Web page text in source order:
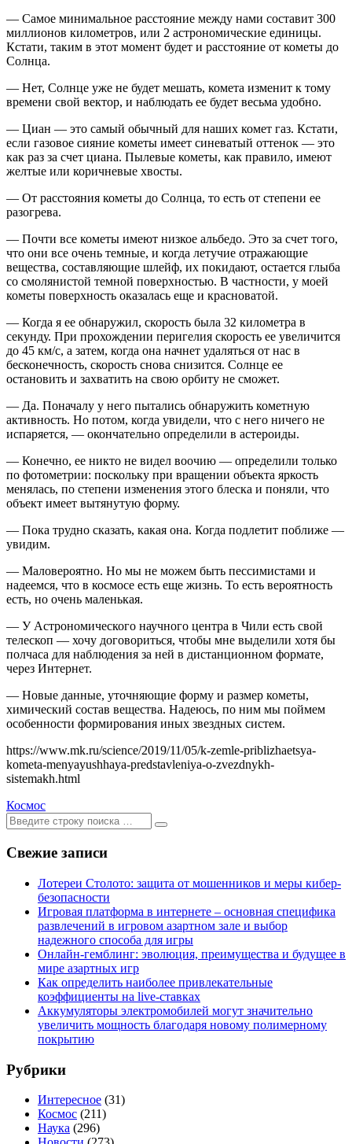
— Самое минимальное расстояние между нами составит 300
миллионов километров, или 2 астрономические единицы.
Кстати, таким в этот момент будет и расстояние от кометы до
Солнца.
— Нет, Солнце уже не будет мешать, комета изменит к тому
времени свой вектор, и наблюдать ее будет весьма удобно.
— Циан — это самый обычный для наших комет газ. Кстати,
если газовое сияние кометы имеет синеватый оттенок — это
как раз за счет циана. Пылевые кометы, как правило, имеют
желтые или коричневые хвосты.
— От расстояния кометы до Солнца, то есть от степени ее
разогрева.
— Почти все кометы имеют низкое альбедо. Это за счет того,
что они все очень темные, и когда летучие отражающие
вещества, составляющие шлейф, их покидают, остается глыба
со смолянистой темной поверхностью. В частности, у моей
кометы поверхность оказалась еще и красноватой.
— Когда я ее обнаружил, скорость была 32 километра в
секунду. При прохождении перигелия скорость ее увеличится
до 45 км/с, а затем, когда она начнет удаляться от нас в
бесконечность, скорость снова снизится. Солнце ее
остановить и захватить на свою орбиту не сможет.
— Да. Поначалу у него пытались обнаружить кометную
активность. Но потом, когда увидели, что с него ничего не
испаряется, — окончательно определили в астероиды.
— Конечно, ее никто не видел воочию — определили только
по фотометрии: поскольку при вращении объекта яркость
менялась, по степени изменения этого блеска и поняли, что
объект имеет вытянутую форму.
— Пока трудно сказать, какая она. Когда подлетит поближе —
увидим.
— Маловероятно. Но мы не можем быть пессимистами и
надеемся, что в космосе есть еще жизнь. То есть вероятность
есть, но очень маленькая.
— У Астрономического научного центра в Чили есть свой
телескоп — хочу договориться, чтобы мне выделили хотя бы
полчаса для наблюдения за ней в дистанционном формате,
через Интернет.
— Новые данные, уточняющие форму и размер кометы,
химический состав вещества. Надеюсь, по ним мы поймем
особенности формирования иных звездных систем.
https://www.mk.ru/science/2019/11/05/k-zemle-priblizhaetsya-
kometa-menyayushhaya-predstavleniya-o-zvezdnykh-
sistemakh.html
Космос
Ищем:
[текст]
Свежие записи
Лотереи Столото: защита от мошенников и меры кибер-
безопасности
Игровая платформа в интернете – основная специфика
развлечений в игровом азартном зале и выбор
надежного способа для игры
Онлайн-гемблинг: эволюция, преимущества и будущее в
мире азартных игр
Как определить наиболее привлекательные
коэффициенты на live-ставках
Аккумуляторы электромобилей могут значительно
увеличить мощность благодаря новому полимерному
покрытию
Рубрики
Интересное (31)
Космос (211)
Наука (296)